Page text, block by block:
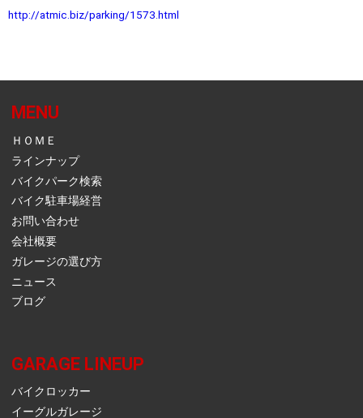
http://atmic.biz/parking/1573.html
MENU
ＨＯＭＥ
ラインナップ
バイクパーク検索
バイク駐車場経営
お問い合わせ
会社概要
ガレージの選び方
ニュース
ブログ
GARAGE LINEUP
バイクロッカー
イーグルガレージ